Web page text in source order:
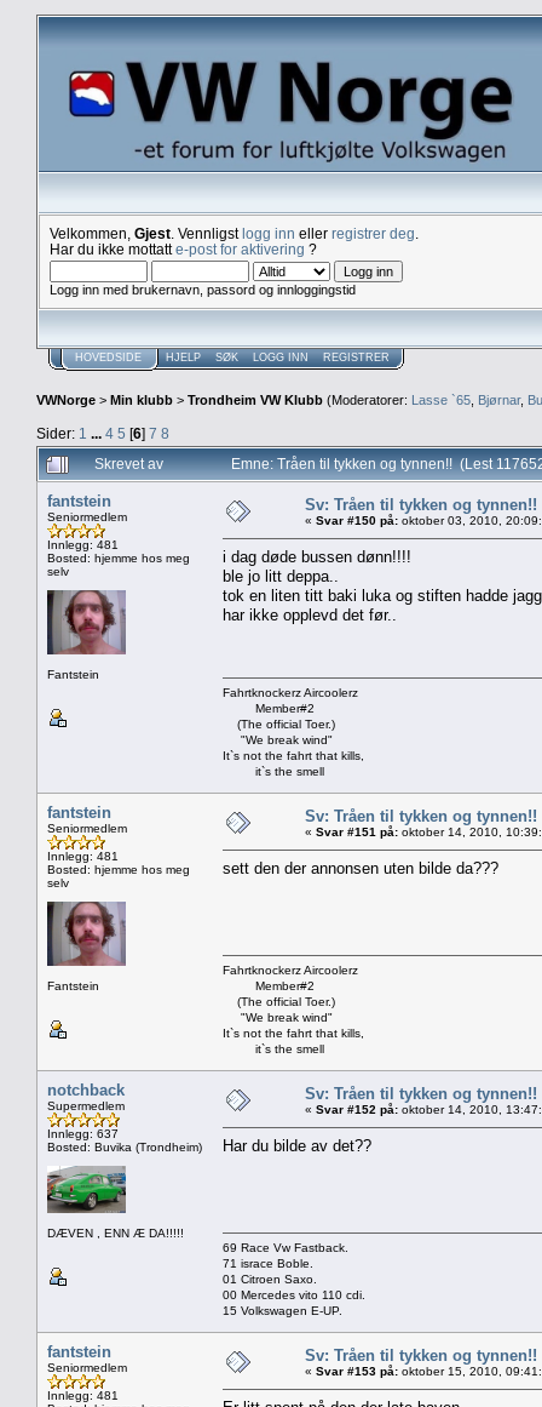
Velkommen, Gjest . Vennligstlogg inn eller registrer deg
Har du ikke mottatte-post for aktivering ?
Logg inn med brukernavn, passord og innloggingstid
HOVEDSIDE HJELP SØK LOGG INN REGISTRER
VWNorge > Min klubb > Trondheim VW Klubb (Moderatorer: Lasse `65 Bjørnar,
Sider: 1 ... 4 5 [6] 7 8
Skrevet av
Emne: Tråen til tykken og tynnen!! (Lest
fantstein
Seniormedlem
Innlegg: 481
Bosted: hjemme hos meg
selv
Fantstein
Sv: Tråen til tykken og tynnen!!
« Svar #150 på: oktober 03, 2010,
i dag døde bussen dønn!!!!
ble jo litt deppa..
tok en liten titt baki luka og stiften hadde
har ikke opplevd det før..
Fahrtknockerz Aircoolerz
Member#2
(The official Toer.)
"We break wind"
It`s not the fahrt that kills,
it`s the smell
fantstein
Seniormedlem
Innlegg: 481
Bosted: hjemme hos meg
selv
Fantstein
Sv: Tråen til tykken og tynnen!!
« Svar #151 på: oktober 14, 2010,
sett den der annonsen uten bilde da???
Fahrtknockerz Aircoolerz
Member#2
(The official Toer.)
"We break wind"
It`s not the fahrt that kills,
it`s the smell
notchback
Supermedlem
Innlegg: 637
Bosted: Buvika (Trondheim)
DÆVEN , ENN Æ DA!!!!!
Sv: Tråen til tykken og tynnen!!
« Svar #152 på: oktober 14, 2010,
Har du bilde av det??
69 Race Vw Fastback.
71 israce Boble.
01 Citroen Saxo.
00 Mercedes vito 110 cdi.
15 Volkswagen E-UP.
fantstein
Seniormedlem
Innlegg: 481
Sv: Tråen til tykken og tynnen!!
« Svar #153 på: oktober 15, 2010,